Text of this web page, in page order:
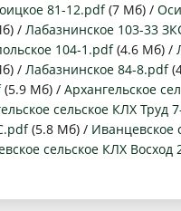
Положение о награждении
81-12.pdf(7 Мб) /
/ Лабазнинское 103-33
104-1.pdf(4.6 Мб) /
/ Лабазнинское 84-8.pdf
(5.9 Мб) / Архангельское
сельское КЛХ Труд
(5.8 Мб) / Иванцевское
сельское КЛХ Восход